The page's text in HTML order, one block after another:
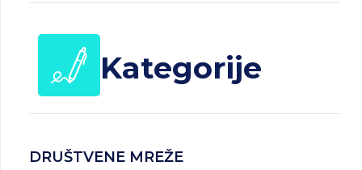
Kategorije
DRUŠTVENE MREŽE